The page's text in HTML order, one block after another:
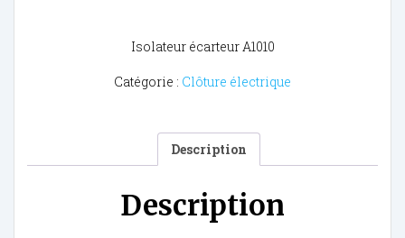
Isolateur écarteur A1010
Catégorie : Clôture électrique
Description
Description